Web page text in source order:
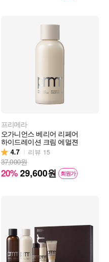
프리메라
오가니언스 베리어 리페어
하이드레이션 크림 에멀젼
4.7 리뷰 15
37,000원
20%29,600원 회원가